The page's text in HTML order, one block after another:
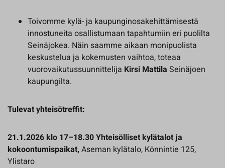
Toivomme kylä- ja kaupunginosakehittämisestä
innostuneita osallistumaan tapahtumiin eri puolilta
Seinäjokea. Näin saamme aikaan monipuolista
keskustelua ja kokemusten vaihtoa, toteaa
vuorovaikutussuunnittelija Kirsi Mattila Seinäjoen
kaupungilta.
Tulevat yhteisötreffit:
21.1.2026 klo 17–18.30 Yhteisölliset kylätalot ja
kokoontumispaikat, Aseman kylätalo, Könnintie 125,
Ylistaro